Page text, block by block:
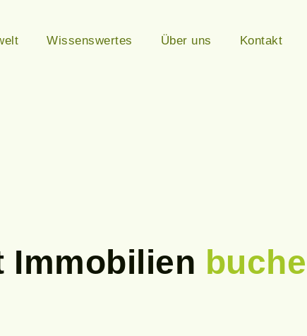
Wissenswertes Über uns Kontakt
Immobilien